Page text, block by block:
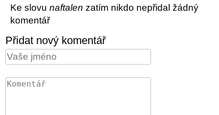
Ke slovunaftalen zatím nikdo nepřidal žádný
komentář
Přidat nový komentář